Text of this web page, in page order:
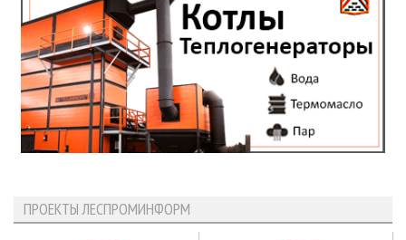
ПРОЕКТЫ ЛЕСПРОМИНФОРМ